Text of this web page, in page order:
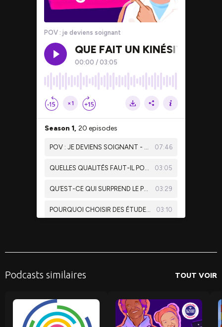
Podcasts similaires TOUT VOIR